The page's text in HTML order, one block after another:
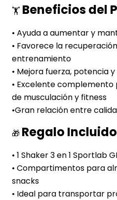
🏋️ Beneficios del
• Ayuda a aumentar y
• Favorece la
entrenamiento
• Mejora fuerza, potencia
• Excelente
de musculación y fitness
•Gran relación entre
🎁 Regalo Incluido
• 1 Shaker 3 en 1 Sportlab
• Compartimentos para
snacks
• Ideal para transportar